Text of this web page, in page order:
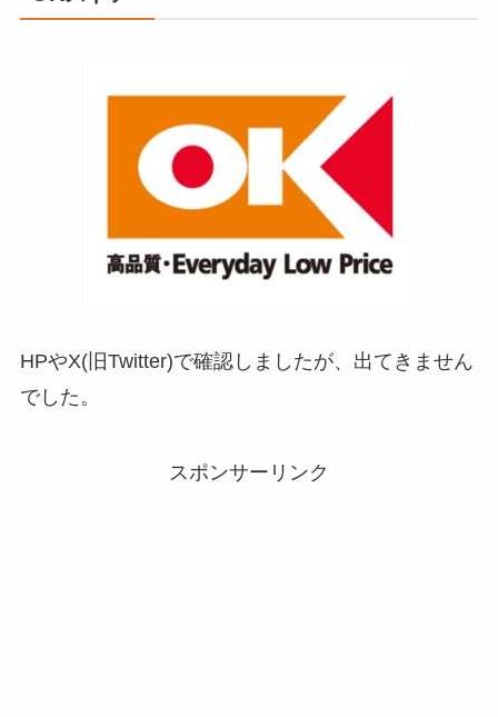
HPやX(旧Twitter)で確認しましたが、出てきません
でした。
スポンサーリンク